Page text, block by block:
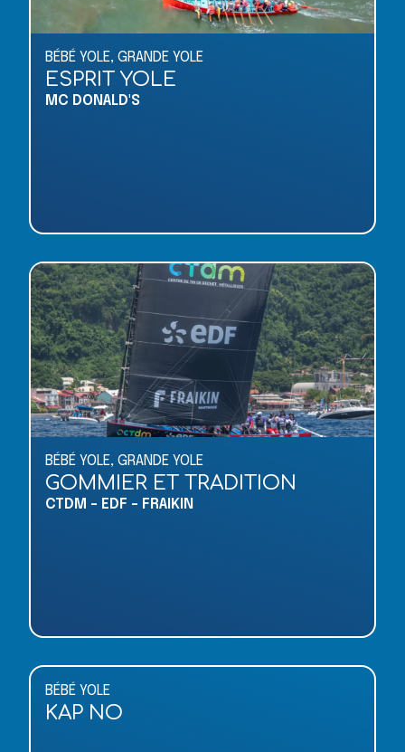
BÉBÉ YOLE, GRANDE YOLE
ESPRIT YOLE
MC DONALD'S
BÉBÉ YOLE, GRANDE YOLE
GOMMIER ET TRADITION
CTDM - EDF - FRAIKIN
BÉBÉ YOLE
KAP NO